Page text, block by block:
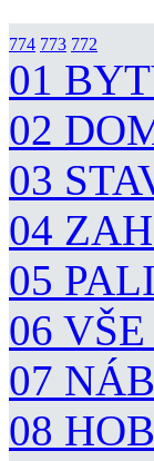
774 773 772
01
02
03
04
05
06
07
08